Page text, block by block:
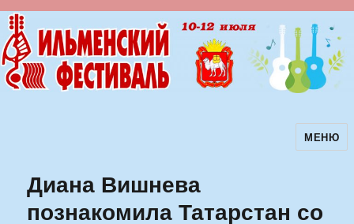
Ильменский фестиваль авторскойМЕНЮ
Диана Вишнева
познакомила Татарстан со